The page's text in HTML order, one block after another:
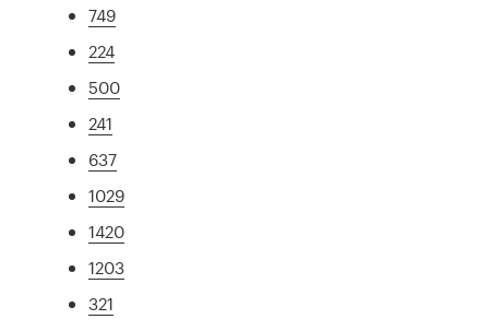
749
224
500
241
637
1029
1420
1203
321